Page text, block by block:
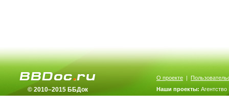
© 2010–2015 ББДок
О проекте |
Наши проекты: